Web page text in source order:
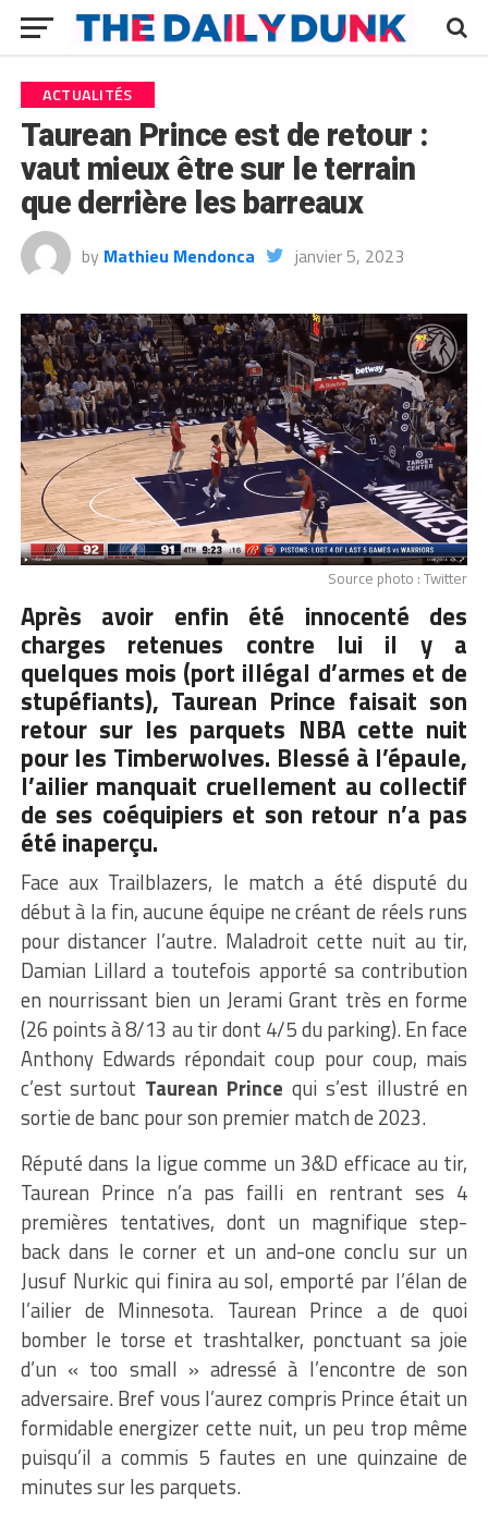
ACTUALITÉS
Taurean Prince est de retour :
vaut mieux être sur le terrain
que derrière les barreaux
by Mathieu Mendonca janvier 5, 2023
Source photo : Twitter
Après avoir enfin été innocenté des
charges retenues contre lui il y a
quelques mois (port illégal d’armes et de
stupéfiants), Taurean Prince faisait son
retour sur les parquets NBAcette nuit
pour les Timberwolves. Blessé à l’épaule,
l’ailier manquait cruellement au collectif
de ses coéquipiers et son retour n’a pas
été inaperçu.
Face aux Trailblazers, le match a été disputé du
début à la fin, aucune équipe ne créant de réels runs
pour distancer l’autre. Maladroit cette nuit au tir,
Damian Lillard a toutefois apporté sa contribution
en nourrissant bien un Jerami Grant très en forme
(26 points à 8/13 au tir dont 4/5 du parking). En face
Anthony Edwards répondait coup pour coup, mais
c’est surtout Taurean Prince qui s’est illustré en
sortie de banc pour son premier match de 2023.
Réputé dans la ligue comme un 3&D efficace au tir,
Taurean Prince n’a pas failli en rentrant ses 4
premières tentatives, dont un magnifique step-
back dans le corner et un and-one conclu sur un
Jusuf Nurkic qui finira au sol, emporté par l’élan de
l’ailier de Minnesota. Taurean Prince a de quoi
bomber le torse et trashtalker, ponctuant sa joie
d’un « too small » adressé à l’encontre de son
adversaire. Bref vous l’aurez compris Prince était un
formidable energizer cette nuit, un peu trop même
puisqu’il a commis 5 fautes en une quinzaine de
minutes sur les parquets.